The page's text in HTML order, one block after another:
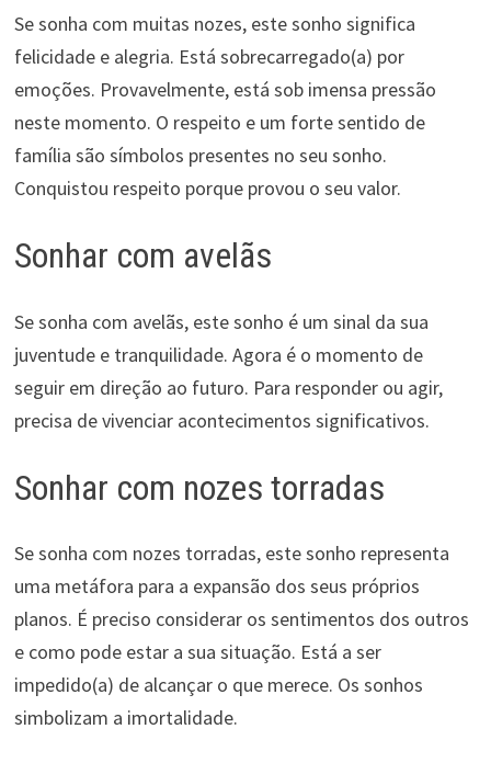
Se sonha com muitas nozes, este sonho significa
felicidade e alegria. Está sobrecarregado(a) por
emoções. Provavelmente, está sob imensa pressão
neste momento. O respeito e um forte sentido de
família são símbolos presentes no seu sonho.
Conquistou respeito porque provou o seu valor.
Sonhar com avelãs
Se sonha com avelãs, este sonho é um sinal da sua
juventude e tranquilidade. Agora é o momento de
seguir em direção ao futuro. Para responder ou agir,
precisa de vivenciar acontecimentos significativos.
Sonhar com nozes torradas
Se sonha com nozes torradas, este sonho representa
uma metáfora para a expansão dos seus próprios
planos. É preciso considerar os sentimentos dos outros
e como pode estar a sua situação. Está a ser
impedido(a) de alcançar o que merece. Os sonhos
simbolizam a imortalidade.